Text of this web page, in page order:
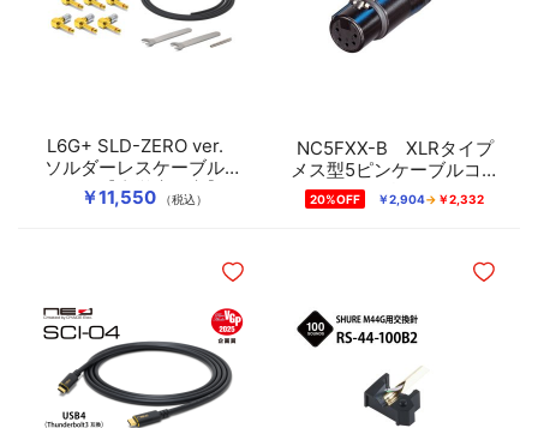
￥11,550 （税込）
L6G+ SLD-ZERO ver.
ソルダーレスケーブルキ
ット【直営店限定】
20%OFF ￥2,904 ￥2,332
NC5FXX-B XLRタイプ
メス型5ピンケーブルコネ
クター（金メッキ）
ほしいものリストに追加 ほしい